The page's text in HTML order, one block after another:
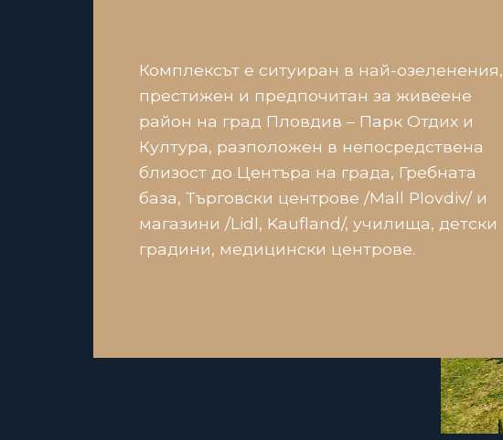
Комплексът е ситуиран в най-озеленения,
престижен и предпочитан за живеене
район на град Пловдив – Парк Отдих и
Култура, разположен в непосредствена
близост до Центъра на града, Гребната
база, Търговски центрове /Mall Plovdiv/ и
магазини /Lidl, Kaufland/, училища, детски
градини, медицински центрове.